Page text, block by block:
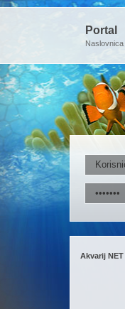
Portal
Naslovnica
Akvarij NET